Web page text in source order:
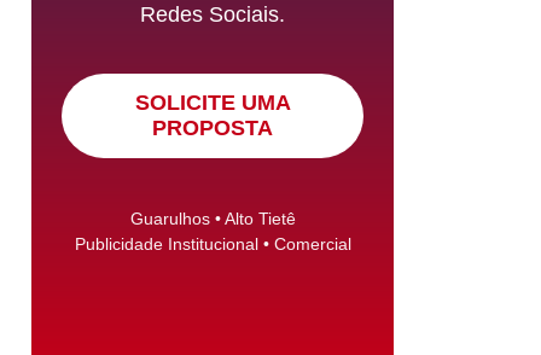
Redes Sociais.
SOLICITE UMA
PROPOSTA
Guarulhos • Alto Tietê
Publicidade Institucional • Comercial